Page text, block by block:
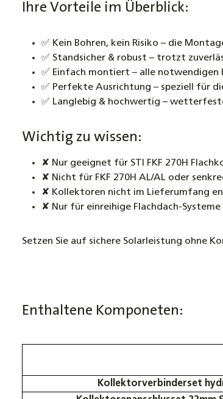
Ihre Vorteile im Überblick:
✅ Kein Bohren, kein Risiko – die
✅ Standsicher & robust – trotzt
✅ Einfach montiert – alle
✅ Perfekte Ausrichtung – speziell für
✅ Langlebig & hochwertig –
Wichtig zu wissen:
✘ Nur geeignet für STI FKF 270H
✘ Nicht für FKF 270H AL/AL oder
✘ Kollektoren nicht im Lieferumfang
✘ Nur für einreihige Flachdach-Systeme
Setzen Sie auf sichere Solarleistung ohne
Enthaltene Komponeten:
Kollektorverbinderset